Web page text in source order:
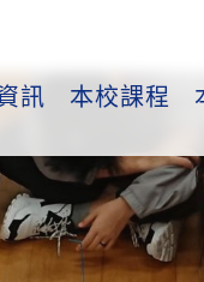
訊 本校課程